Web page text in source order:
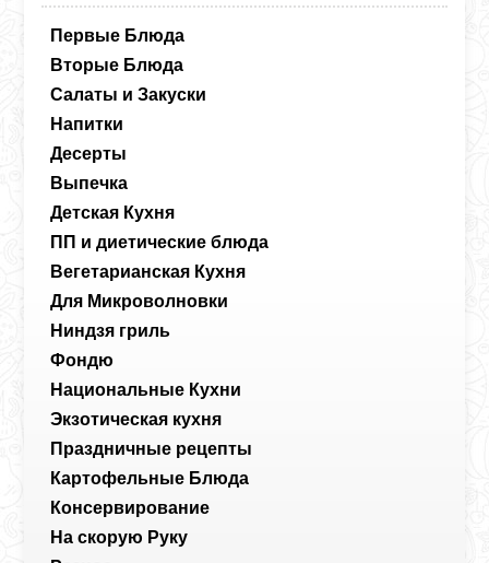
Первые Блюда
Вторые Блюда
Салаты и Закуски
Напитки
Десерты
Выпечка
Детская Кухня
ПП и диетические блюда
Вегетарианская Кухня
Для Микроволновки
Ниндзя гриль
Фондю
Национальные Кухни
Экзотическая кухня
Праздничные рецепты
Картофельные Блюда
Консервирование
На скорую Руку